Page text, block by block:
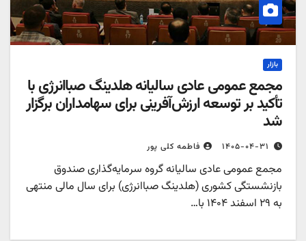
بازار
مجمع عمومی عادی سالیانه هلدینگ صباانرژی با
تأکید بر توسعه ارزش‌آفرینی برای سهامداران برگزار
شد
۱۴۰۵-۰۴-۳۱ فاطمه کلی پور
مجمع عمومی عادی سالیانه گروه سرمایه‌گذاری صندوق
بازنشستگی کشوری (هلدینگ صباانرژی) برای سال مالی منتهی
به ۲۹ اسفند ۱۴۰۴ با…